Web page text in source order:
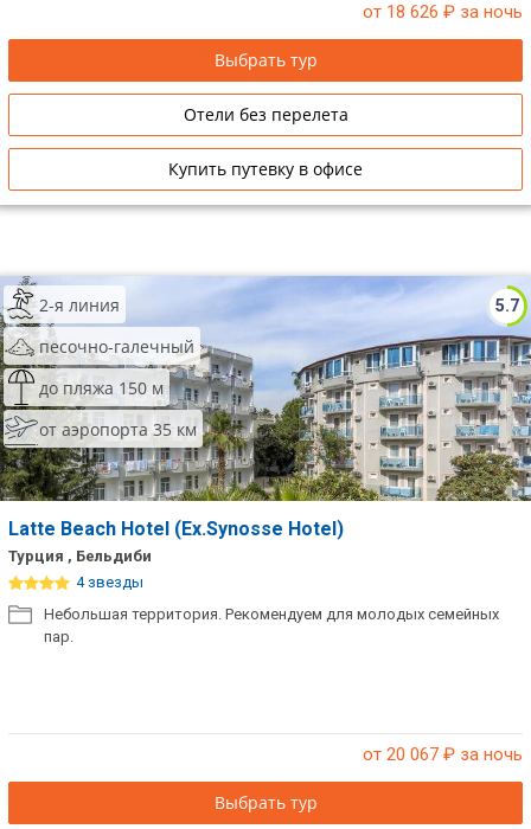
от 18 626 ₽ за ночь
Выбрать тур
Отели без перелета
Купить путевку в офисе
5.7
2-я линия
песочно-галечный
до пляжа 150 м
от аэропорта 35 км
Latte Beach Hotel (Ex.Synosse Hotel)
Турция , Бельдиби
4 звезды
Небольшая территория. Рекомендуем для молодых семейных
пар.
от 20 067 ₽ за ночь
Выбрать тур